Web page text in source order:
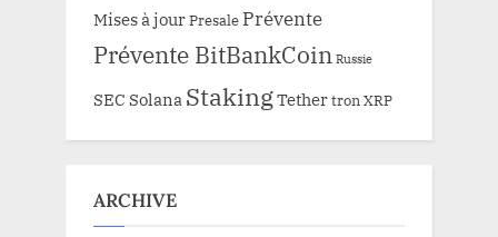
Mises à jourPresale Prévente
Prévente BitBankCoin Russie
SEC Solana StakingTethertron XRP
ARCHIVE